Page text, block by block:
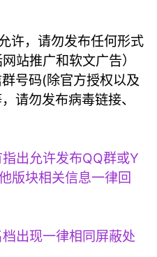
许，请勿发布任何形式
站推广和软文广告）
号码(除官方授权以及
请勿发布病毒链接、
出允许发布QQ群或Y
版块相关信息一律回
出现一律相同屏蔽处